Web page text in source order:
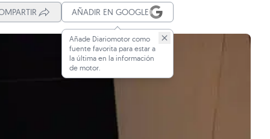
AÑADIR EN GOOGLE
Añade Diariomotor como
fuente favorita para estar a
la última en la información
de motor.